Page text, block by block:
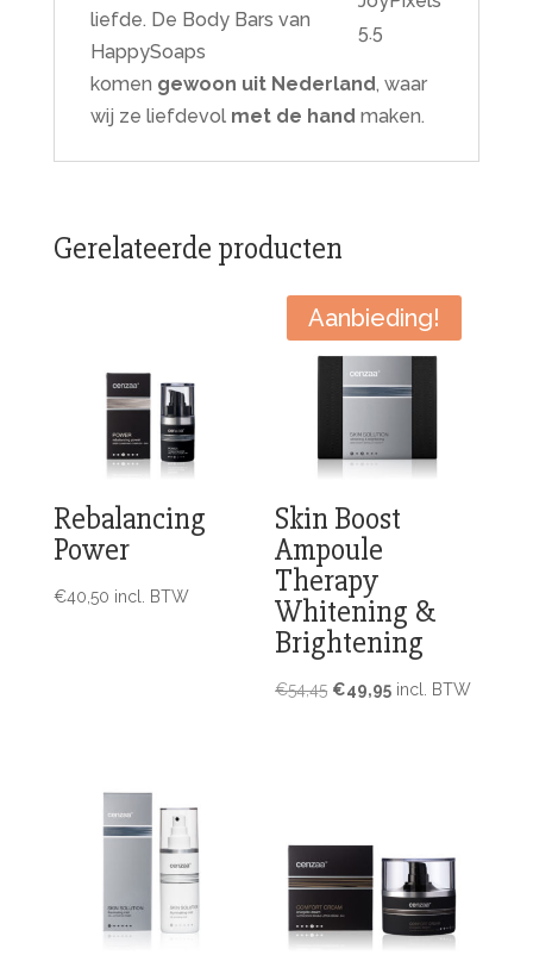
liefde. De Body Bars van
HappySoaps
komen gewoon uit Nederland, waar
wij ze liefdevol met de hand maken.
Gerelateerde producten
Rebalancing
Power
€40,50 incl. BTW
Aanbieding!
Skin Boost
Ampoule
Therapy
Whitening &
Brightening
€54,45 Oorspronkelijke
€49,95Huidige
incl. BTW